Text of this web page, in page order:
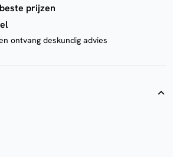
prijzen
ontvang deskundig advies